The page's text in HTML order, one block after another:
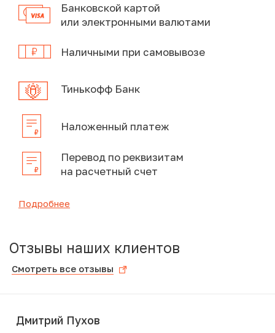
Банковской картой
или электронными валютами
Наличными при самовывозе
Тинькофф Банк
Наложенный платеж
Перевод по реквизитам
на расчетный счет
Подробнее
Отзывы наших клиентов
Смотреть все отзывы
Дмитрий Пухов